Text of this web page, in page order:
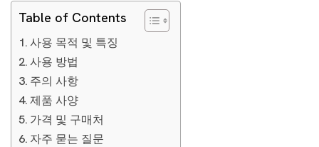
Table of Contents
사용 목적 및 특징
사용 방법
주의 사항
제품 사양
가격 및 구매처
자주 묻는 질문